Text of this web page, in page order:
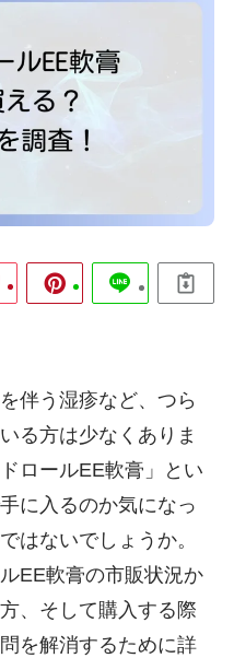
伴う湿疹など、つら
る方は少なくありま
ロールEE軟膏」とい
に入るのか気になっ
はないでしょうか。
EE軟膏の市販状況か
、そして購入する際
を解消するために詳